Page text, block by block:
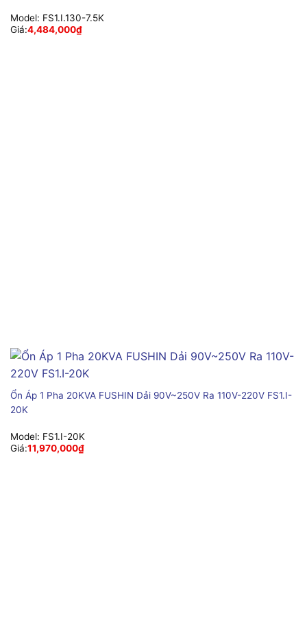
Model: FS1.I.130-7.5K
Giá:4,484,000₫
Ổn Áp 1 Pha 20KVA FUSHIN Dải 90V~250V Ra 110V-220V FS1.I-
20K
Model: FS1.I-20K
Giá:11,970,000₫